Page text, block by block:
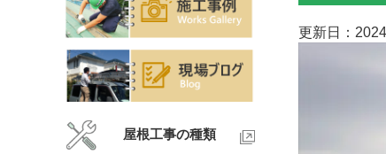
屋根工事の種類
更新日：